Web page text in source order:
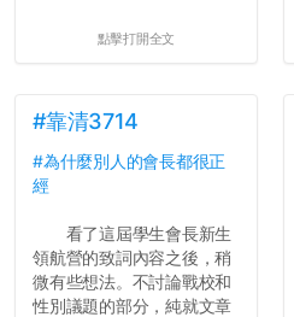
點擊打開全文
#靠清3714
#為什麼別人的會長都很正
經
看了這屆學生會長新生
領航營的致詞內容之後，稍
微有些想法。不討論戰校和
性別議題的部分，純就文章